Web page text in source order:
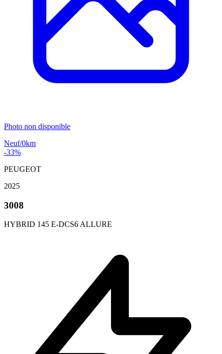
Photo non disponible
Neuf/0km
-33%
PEUGEOT
2025
3008
HYBRID 145 E-DCS6 ALLURE